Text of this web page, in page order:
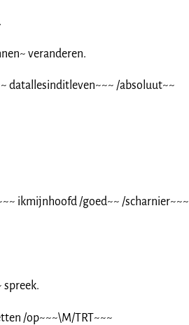
veranderen.
datallesinditleven~~~ /absoluut~~
ikmijnhoofd /goed~~ /scharnier~~~
spreek.
/op~~~\M/TRT~~~